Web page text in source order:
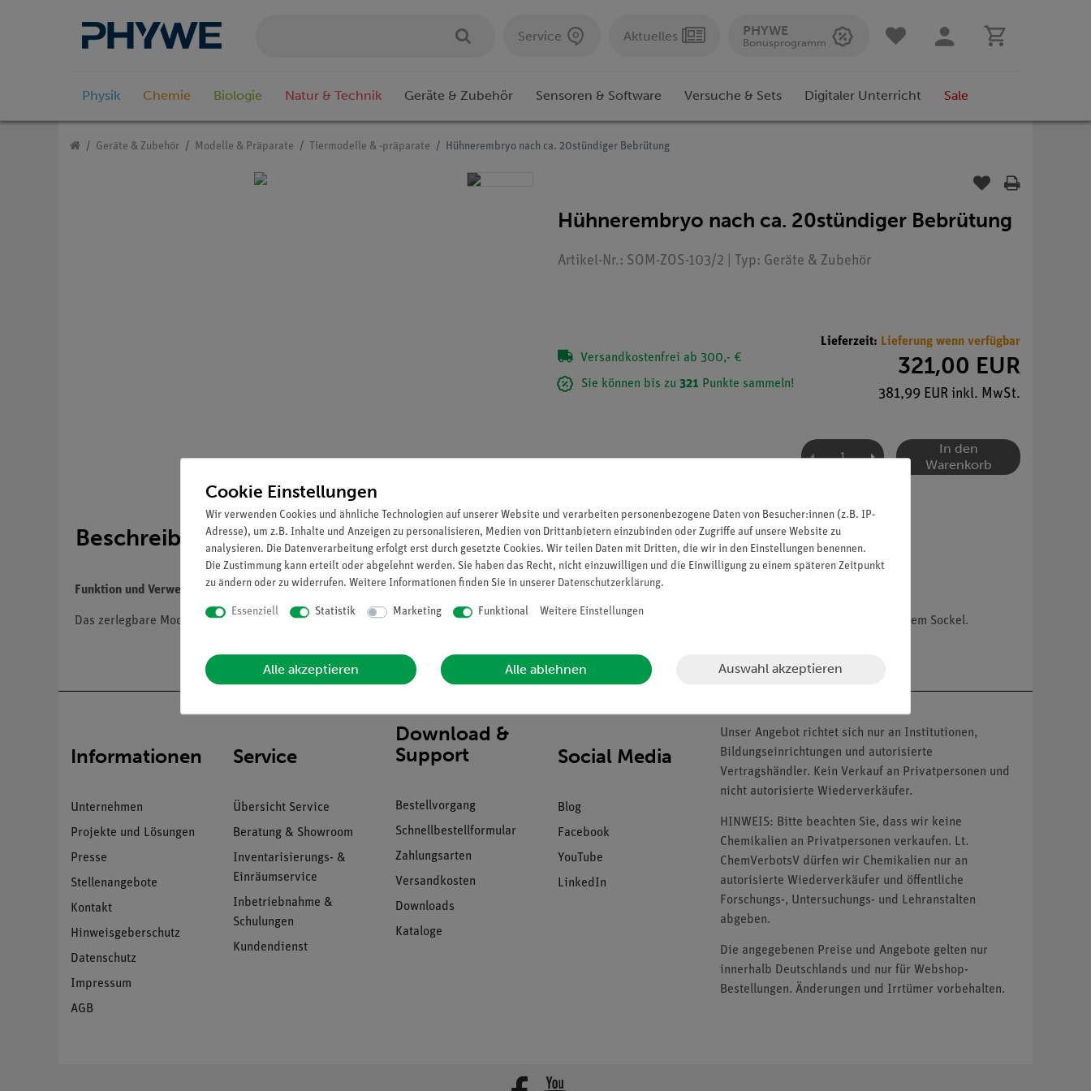
Service Aktuelles PHYWE
Bonusprogramm
Physik Chemie Biologie Natur & Technik Geräte & Zubehör Sensoren & Software Versuche & Sets Digitaler Unterricht Sale
Geräte & Zubehör Modelle & Präparate Tiermodelle & -präparate Hühnerembryo nach ca. 20stündiger Bebrütung
Hühnerembryo nach ca. 20stündiger Bebrütung
Artikel-Nr.: SOM-ZOS-103/2 | Typ: Geräte & Zubehör
Versandkostenfrei ab 300,- €
Sie können bis zu 321 Punkte sammeln!
Lieferzeit: Lieferung wenn verfügbar
321,00 EUR
381,99 EUR inkl. MwSt.
In den
Warenkorb
Beschreibung
Funktion und Verwendung
Das zerlegbare Modell zeigt einen Ausschnitt der Keimzone in 56facher linearer Vergrößerung, aus SOMSO-Plast®. In 4 Teile zerlegbar, auf Stativ mit grünem Sockel.
Informationen
Unternehmen
Projekte und Lösungen
Presse
Stellenangebote
Kontakt
Hinweisgeberschutz
Datenschutz
Impressum
AGB
Service
Übersicht Service
Beratung & Showroom
Inventarisierungs- &
Einräumservice
Inbetriebnahme &
Schulungen
Kundendienst
Download &
Support
Bestellvorgang
Schnellbestellformular
Zahlungsarten
Versandkosten
Downloads
Kataloge
Social Media
Blog
Facebook
YouTube
LinkedIn
Unser Angebot richtet sich nur an Institutionen,
Bildungseinrichtungen und autorisierte
Vertragshändler. Kein Verkauf an Privatpersonen und
nicht autorisierte Wiederverkäufer.
HINWEIS: Bitte beachten Sie, dass wir keine
Chemikalien an Privatpersonen verkaufen. Lt.
ChemVerbotsV dürfen wir Chemikalien nur an
autorisierte Wiederverkäufer und öffentliche
Forschungs-, Untersuchungs- und Lehranstalten
abgeben.
Die angegebenen Preise und Angebote gelten nur
innerhalb Deutschlands und nur für Webshop-
Bestellungen. Änderungen und Irrtümer vorbehalten.
Cookie Einstellungen
Wir verwenden Cookies und ähnliche Technologien auf unserer Website und verarbeiten personenbezogene Daten von Besucher:innen (z.B. IP-
Adresse), um z.B. Inhalte und Anzeigen zu personalisieren, Medien von Drittanbietern einzubinden oder Zugriffe auf unsere Website zu
analysieren. Die Datenverarbeitung erfolgt erst durch gesetzte Cookies. Wir teilen Daten mit Dritten, die wir in den Einstellungen benennen.
Die Zustimmung kann erteilt oder abgelehnt werden. Sie haben das Recht, nicht einzuwilligen und die Einwilligung zu einem späteren Zeitpunkt
zu ändern oder zu widerrufen. Weitere Informationen finden Sie in unserer Daten­schutz­erklärung.
Essenziell Statistik Marketing Funktional Weitere Einstellungen
Alle akzeptieren Alle ablehnen Auswahl akzeptieren